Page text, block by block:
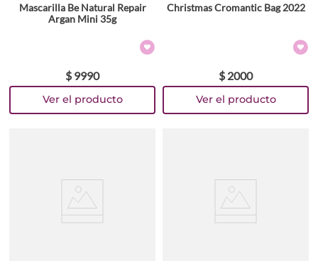
Mascarilla Be Natural Repair
Argan Mini 35g
$ 9990
Christmas Cromantic Bag 2022
$ 2000